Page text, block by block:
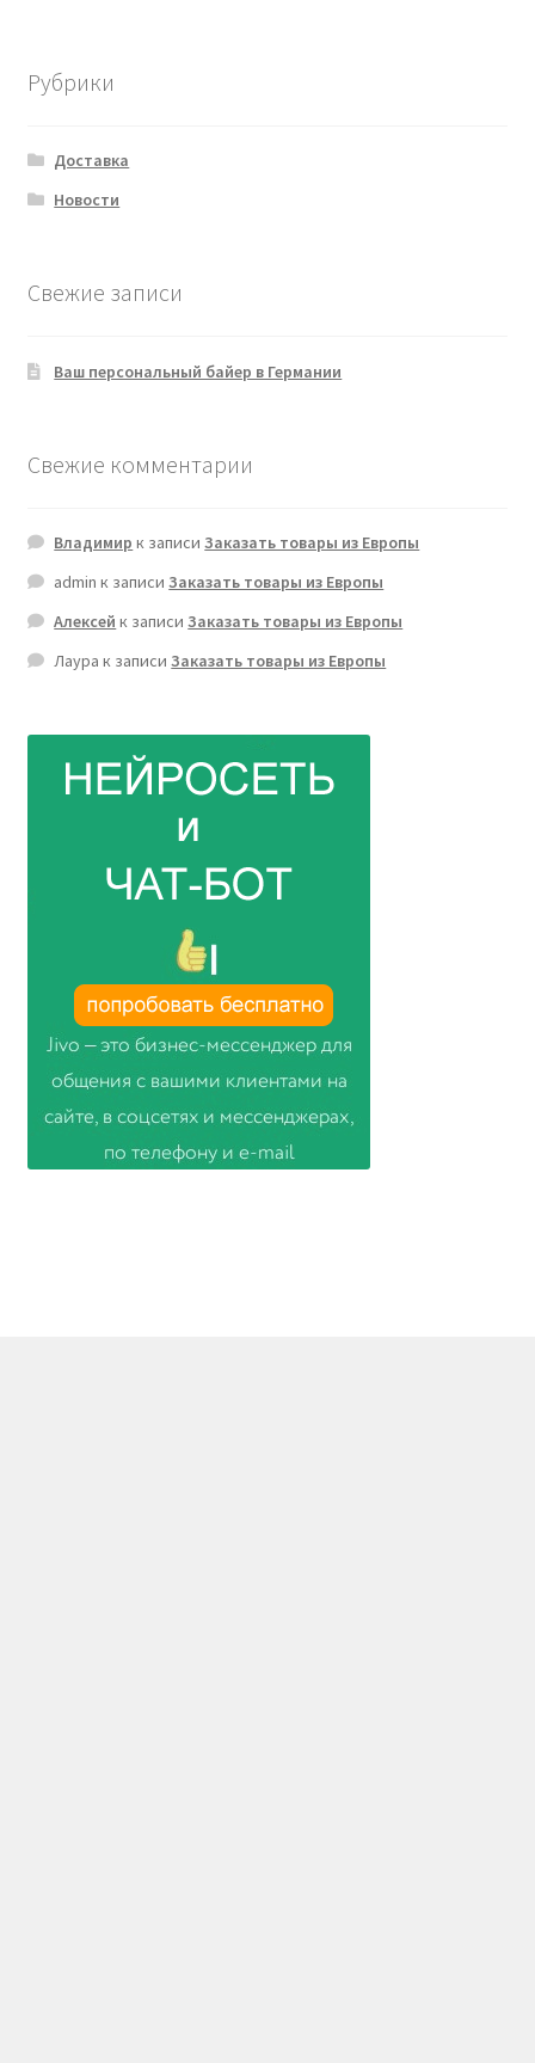
Рубрики
Доставка
Новости
Свежие записи
Ваш персональный байер в Германии
Свежие комментарии
Владимир к записиЗаказать товары из Европы
admin к записиЗаказать товары из Европы
Алексей к записиЗаказать товары из Европы
Лаура к записиЗаказать товары из Европы